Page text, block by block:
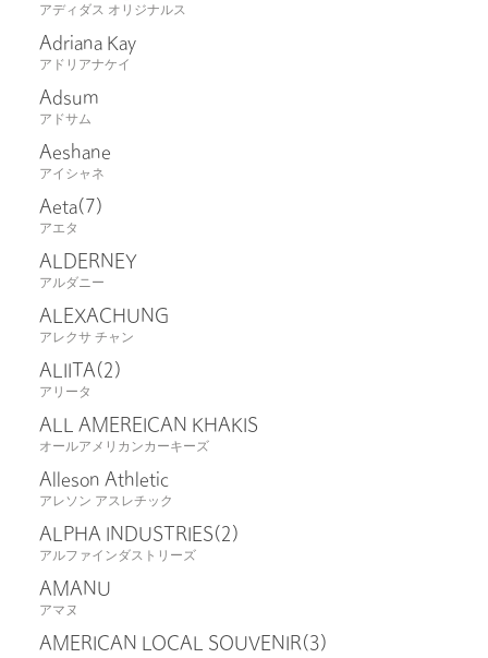
アディダス オリジナルス
Adriana Kay
アドリアナケイ
Adsum
アドサム
Aeshane
アイシャネ
Aeta(7)
アエタ
ALDERNEY
アルダニー
ALEXACHUNG
アレクサ チャン
ALIITA(2)
アリータ
ALL AMEREICAN KHAKIS
オールアメリカンカーキーズ
Alleson Athletic
アレソン アスレチック
ALPHA INDUSTRIES(2)
アルファインダストリーズ
AMANU
アマヌ
AMERICAN LOCAL SOUVENIR(3)